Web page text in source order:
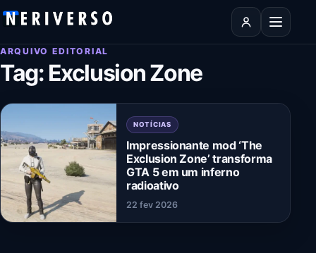
Pular para o conteúdo
Abrir
ARQUIVO EDITORIAL
Tag: Exclusion Zone
NOTÍCIAS
Impressionante mod ‘The
Exclusion Zone’ transforma
GTA 5 em um inferno
radioativo
22 fev 2026